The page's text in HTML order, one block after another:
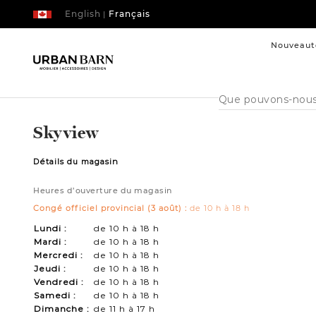
| Français
English
Cataloque
de
Skyview
Détails du magasin
Heures d’ouverture du magasin
Congé officiel provincial (3 août) : de 10 h à 18 h
Lundi :
de 10 h à 18 h
Mardi :
de 10 h à 18 h
Mercredi :
de 10 h à 18 h
Jeudi :
de 10 h à 18 h
Vendredi :
de 10 h à 18 h
Samedi :
de 10 h à 18 h
Dimanche : de 11 h à 17 h